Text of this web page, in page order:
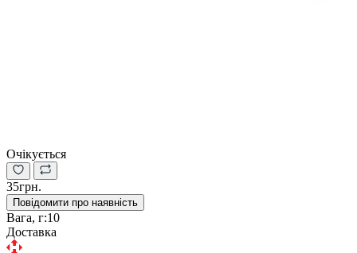
Очікується
35грн.
Повідомити про наявність
Вага, г:10
Доставка